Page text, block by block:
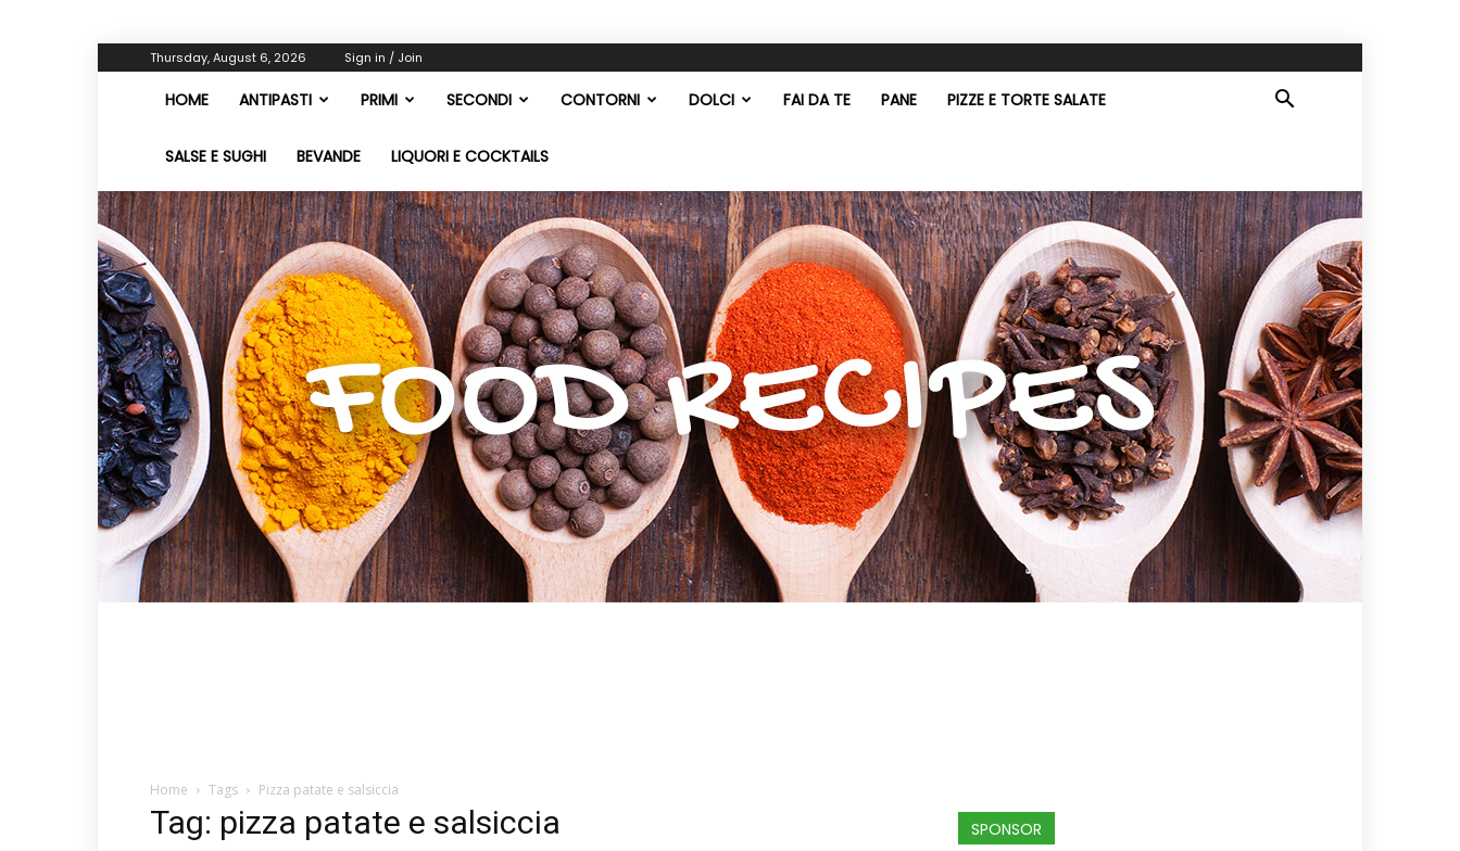
Thursday, August 6, 2026 Sign in / Join
HOME ANTIPASTI PRIMI SECONDI CONTORNI DOLCI FAI DA TE PANE PIZZE E TORTE SALATE
SALSE E SUGHI BEVANDE LIQUORI E COCKTAILS
Home Tags Pizza patate e salsiccia
Tag: pizza patate e salsiccia SPONSOR